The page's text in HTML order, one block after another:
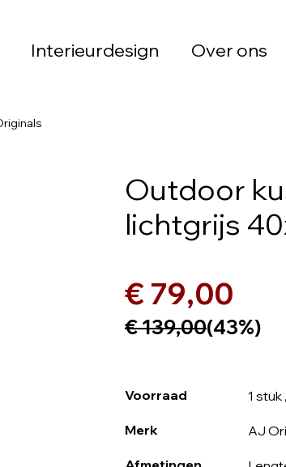
Interieurdesign Over ons
Outdoor
lichtgrijs
€ 79,00
€ 139,00(43%)
Voorraad 1 stuk
Merk AJ